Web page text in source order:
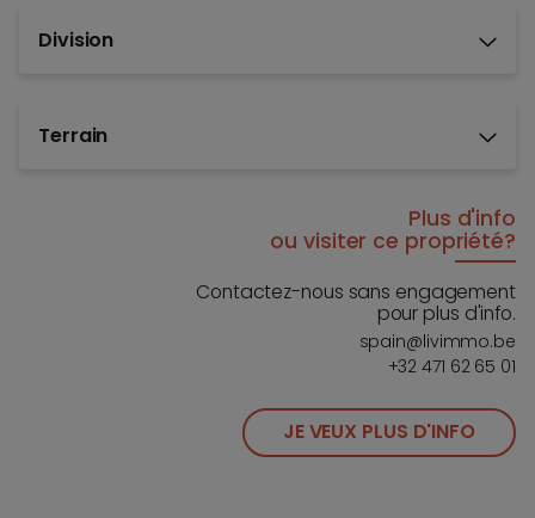
Division
Terrain
Plus d'info
ou visiter ce propriété?
Contactez-nous sans engagement
pour plus d'info.
spain@livimmo.be
+32 471 62 65 01
JE VEUX PLUS D'INFO